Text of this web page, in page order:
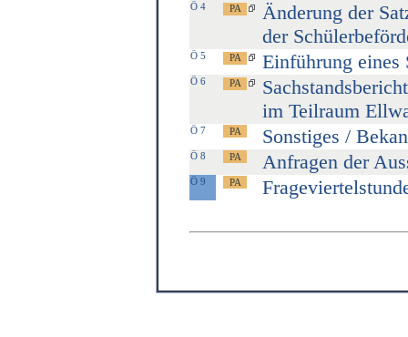
Ö 4
Änderung der
der
Ö 5 Einführung eines
Ö 6
im Teilraum
Ö 7 Sonstiges /
Ö 8 Anfragen der
Ö 9